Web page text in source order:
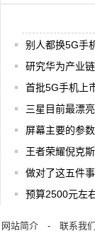
别人都换5G手
研究华为产业
首批5G手机上
三星目前最漂
屏幕主要的参
王者荣耀倪克
做对了这五件
预算2500元左
网站简介 - 联系我们